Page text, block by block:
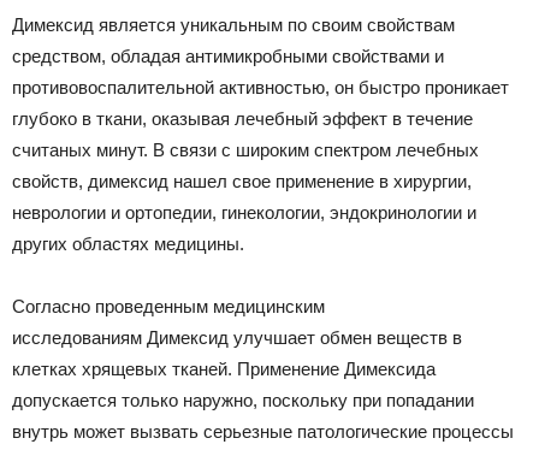
Димексид является уникальным по своим свойствам
средством, обладая антимикробными свойствами и
противовоспалительной активностью, он быстро проникает
глубоко в ткани, оказывая лечебный эффект в течение
считаных минут. В связи с широким спектром лечебных
свойств, димексид нашел свое применение в хирургии,
неврологии и ортопедии, гинекологии, эндокринологии и
других областях медицины.
Согласно проведенным медицинским
исследованиям Димексид улучшает обмен веществ в
клетках хрящевых тканей. Применение Димексида
допускается только наружно, поскольку при попадании
внутрь может вызвать серьезные патологические процессы